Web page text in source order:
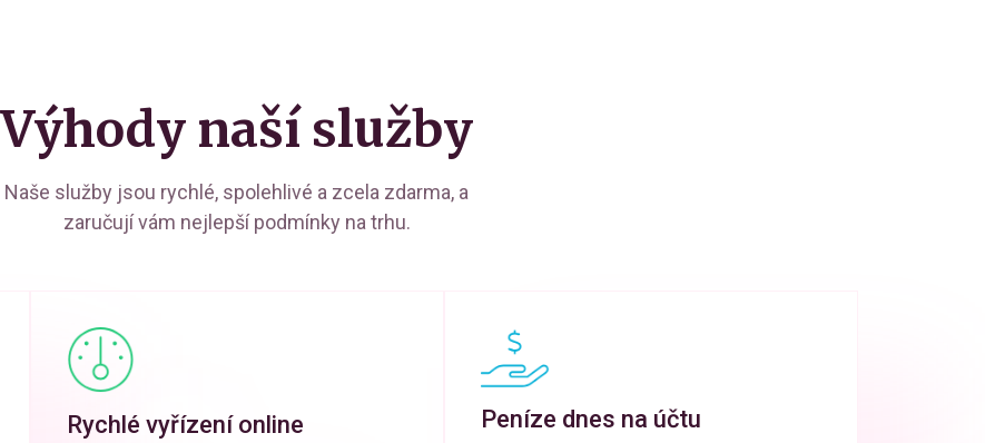
Výhody naší služby
Naše služby jsou rychlé, spolehlivé a zcela zdarma, a
zaručují vám nejlepší podmínky na trhu.
Rychlé vyřízení online Peníze dnes na účtu